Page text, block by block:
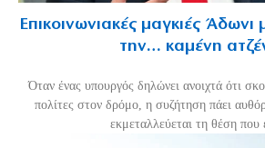
Επικοινωνιακές μαγκιές Άδωνι
την… καμένη
Όταν ένας υπουργός δηλώνει ανοιχτά ότι
πολίτες στον δρόμο, η συζήτηση πάει
εκμεταλλεύεται τη θέση που